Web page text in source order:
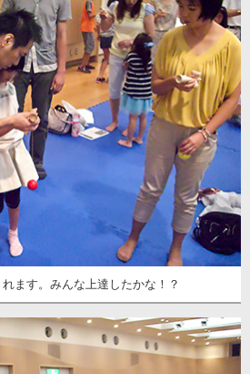
ます。みんな上達したかな！？